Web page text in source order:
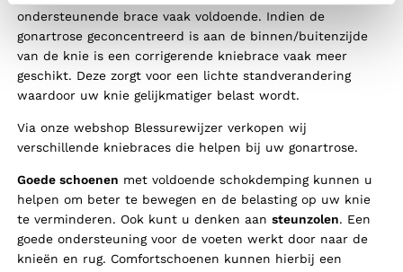
ondersteunende brace vaak voldoende. Indien de
gonartrose geconcentreerd is aan de binnen/buitenzijde
van de knie is een corrigerende kniebrace vaak meer
geschikt. Deze zorgt voor een lichte standverandering
waardoor uw knie gelijkmatiger belast wordt.
Via onze webshop Blessurewijzer verkopen wij
verschillende kniebraces die helpen bij uw gonartrose.
Goede schoenen met voldoende schokdemping kunnen u
helpen om beter te bewegen en de belasting op uw knie
te verminderen. Ook kunt u denken aansteunzolen. Een
goede ondersteuning voor de voeten werkt door naar de
knieën en rug. Comfortschoenen kunnen hierbij een